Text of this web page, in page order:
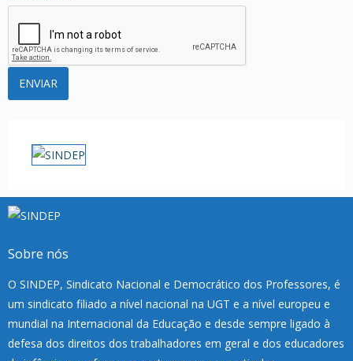
Sobre nós
O SINDEP, Sindicato Nacional e Democrático dos Professores, é
um sindicato filiado a nível nacional na UGT e a nível europeu e
mundial na Internacional da Educação e desde sempre ligado à
defesa dos direitos dos trabalhadores em geral e dos educadores